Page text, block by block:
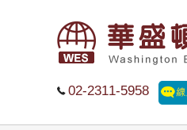
02-2311-5958